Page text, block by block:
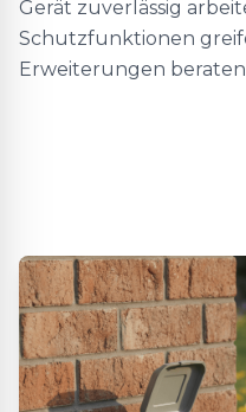
Gerät zuverlässig
Schutzfunktionen
Erweiterungen